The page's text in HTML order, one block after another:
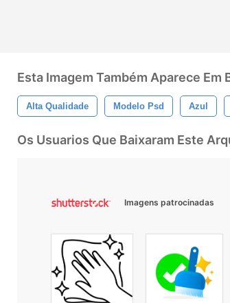
Esta Imagem Também Aparece Em
Alta Qualidade Modelo Psd Azul
Os Usuarios Que Baixaram Este
Imagens patrocinadas